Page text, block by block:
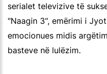
serialet televizive të
"Naagin 3", emërimi i
emocionues midis
basteve në lulëzim.